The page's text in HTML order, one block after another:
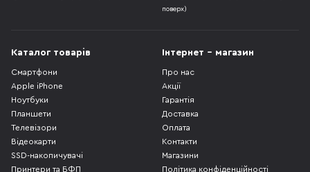
поверх)
Каталог товарів
Смартфони
Apple iPhone
Ноутбуки
Планшети
Телевізори
Відеокарти
SSD-накопичувачі
Принтери та БФП
Інтернет - магазин
Про нас
Акції
Гарантія
Доставка
Оплата
Контакти
Магазини
Політика конфіденційності